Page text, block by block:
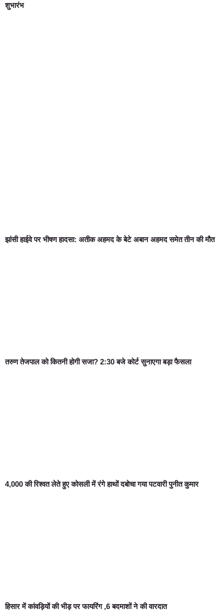
शुभारंभ
झांसी हाईवे पर भीषण हादसा: अतीक अहमद के बेटे अबान अहमद समेत तीन की मौत
तरुण तेजपाल को कितनी होगी सजा? 2:30 बजे कोर्ट सुनाएगा बड़ा फैसला
4,000 की रिश्वत लेते हुए कोसली में रंगे हाथों दबोचा गया पटवारी पुनीत कुमार
हिसार में कांवड़ियों की भीड़ पर फायरिंग ,6 बदमाशों ने की वारदात